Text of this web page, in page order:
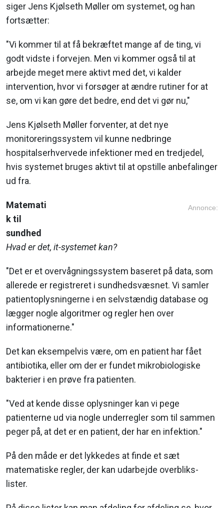
siger Jens Kjølseth Møller om systemet, og han
fortsætter:
"Vi kommer til at få bekræftet mange af de ting, vi
godt vidste i forvejen. Men vi kommer også til at
arbejde meget mere aktivt med det, vi kalder
intervention, hvor vi forsøger at ændre rutiner for at
se, om vi kan gøre det bedre, end det vi gør nu,"
Jens Kjølseth Møller forventer, at det nye
monitoreringssystem vil kunne nedbringe
hospitalserhvervede infektioner med en tredjedel,
hvis systemet bruges aktivt til at opstille anbefalinger
ud fra.
Annonce:
Matemati
k til
sundhed
Hvad er det, it-systemet kan?
"Det er et overvågningssystem baseret på data, som
allerede er registreret i sundhedsvæsnet. Vi samler
patientoplysningerne i en selvstændig database og
lægger nogle algoritmer og regler hen over
informationerne."
Det kan eksempelvis være, om en patient har fået
antibiotika, eller om der er fundet mikrobiologiske
bakterier i en prøve fra patienten.
"Ved at kende disse oplysninger kan vi pege
patienterne ud via nogle underregler som til sammen
peger på, at det er en patient, der har en infektion."
På den måde er det lykkedes at finde et sæt
matematiske regler, der kan udarbejde overbliks-
lister.